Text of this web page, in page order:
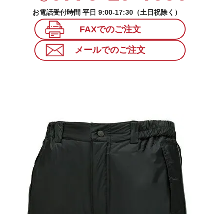
お電話受付時間 平日 9:00-17:30（土日祝除く）
FAXでのご注文
メールでのご注文